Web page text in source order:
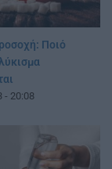
Ποιό
- 20:08